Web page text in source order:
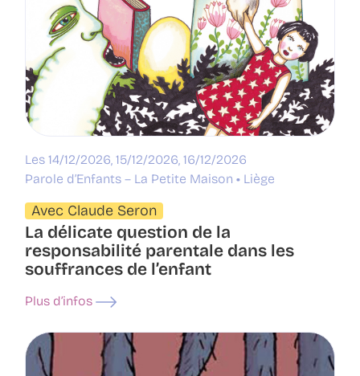
Les 14/12/2026, 15/12/2026, 16/12/2026
Parole d’Enfants – La Petite Maison
Liège
Avec Claude Seron
La délicate question de la
responsabilité parentale dans les
souffrances de l’enfant
Plus d’infos